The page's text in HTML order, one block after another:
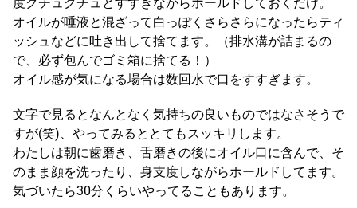
オイルが唾液と混ざって白っぽくさらさらになったらティ
ッシュなどに吐き出して捨てます。（排水溝が詰まるの
で、必ず包んでゴミ箱に捨てる！）
オイル感が気になる場合は数回水で口をすすぎます。
文字で見るとなんとなく気持ちの良いものではなさそうで
すが(笑)、やってみるととてもスッキリします。
わたしは朝に歯磨き、舌磨きの後にオイル口に含んで、そ
のまま顔を洗ったり、身支度しながらホールドしてます。
気づいたら30分くらいやってることもあります。